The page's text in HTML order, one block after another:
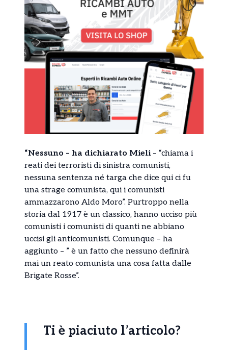
“Nessuno – ha dichiarato Mieli – “chiama i
reati dei terroristi di sinistra comunisti,
nessuna sentenza né targa che dice qui ci fu
una strage comunista, qui i comunisti
ammazzarono Aldo Moro”. Purtroppo nella
storia dal 1917 è un classico, hanno ucciso più
comunisti i comunisti di quanti ne abbiano
uccisi gli anticomunisti. Comunque – ha
aggiunto – ” è un fatto che nessuno definirà
mai un reato comunista una cosa fatta dalle
Brigate Rosse”.
Ti è piaciuto l’articolo?